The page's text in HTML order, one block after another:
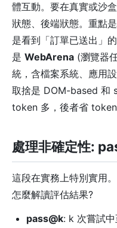
體互動。要在真實或沙
狀態、後端狀態。重點
是看到「訂單已送出」
是 WebArena (瀏覽器
統，含檔案系統、應用
取捨是 DOM-based 和
token 多，後者省 token
處理非確定性:
這段在實務上特別實用
怎麼解讀評估結果?
pass@k: k 次嘗試